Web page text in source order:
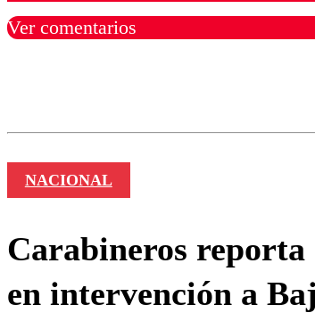
Ver comentarios
NACIONAL
Carabineros reporta
en intervención a